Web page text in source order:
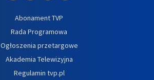
Abonament TVP
Rada Programowa
Ogłoszenia przetargowe
Akademia Telewizyjna
Regulamin tvp.pl